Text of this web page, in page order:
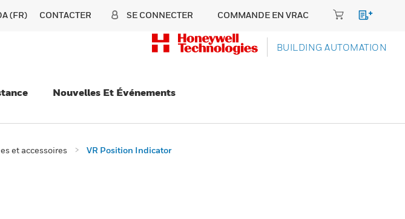
(FR) CONTACTER SE CONNECTER COMMANDE EN VRAC
BUILDING AUTOMATION
Nouvelles Et Événements
et accessoires VR Position Indicator